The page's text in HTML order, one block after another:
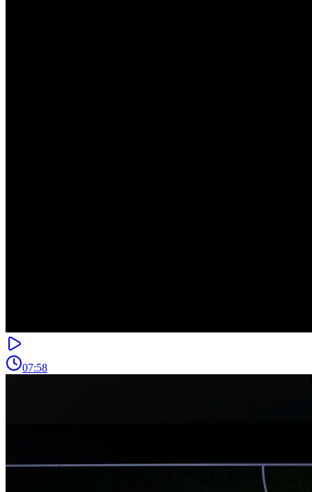
07:58